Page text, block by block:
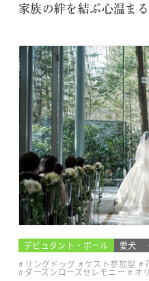
家族の絆を結ぶ心温ま
デビュタント・ボール 愛犬
リングドッグ
ゲスト参加型
ダーズンローズセレモニー オ